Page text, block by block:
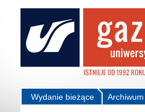
Archiwum
Wydanie bieżące